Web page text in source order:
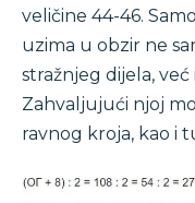
veličine 44-46.
uzima u obzir ne
stražnjeg dijela,
Zahvaljujući njoj
ravnog kroja, kao i